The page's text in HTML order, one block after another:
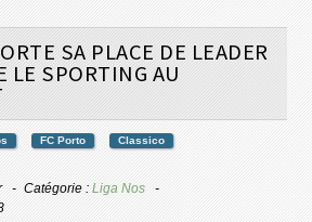
SA PLACE DE LEADER
LE SPORTING AU
FC Porto Classico
Catégorie :Liga Nos